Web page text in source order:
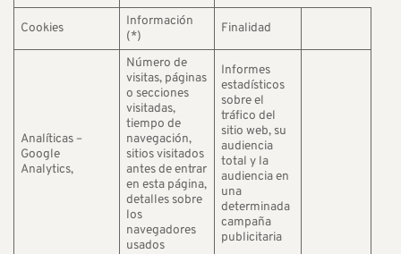
Cookies
Información
(*)
Finalidad
Analíticas –
Google
Analytics,
Número de
visitas, páginas
o secciones
visitadas,
tiempo de
navegación,
sitios visitados
antes de entrar
en esta página,
detalles sobre
los
navegadores
usados
Informes
estadísticos
sobre el
tráfico del
sitio web, su
audiencia
total y la
audiencia en
una
determinada
campaña
publicitaria